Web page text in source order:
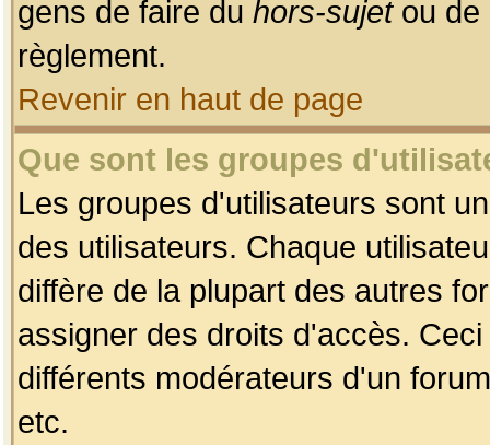
gens de faire du hors-sujetou de
règlement.
Revenir en haut de page
Que sont les groupes
Les groupes d'utilisateurs sont
des utilisateurs. Chaque
diffère de la plupart des autres
assigner des droits d'accès.
différents modérateurs d'un
etc.